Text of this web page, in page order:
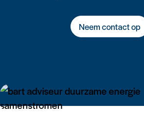
Neem contact op